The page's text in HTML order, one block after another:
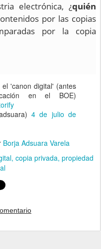
electrónica, ¿quién
por las copias
por la copia
'canon digital' (antes
en el BOE)
4 de julio de
Borja Adsuara Varela
copia privada propiedad